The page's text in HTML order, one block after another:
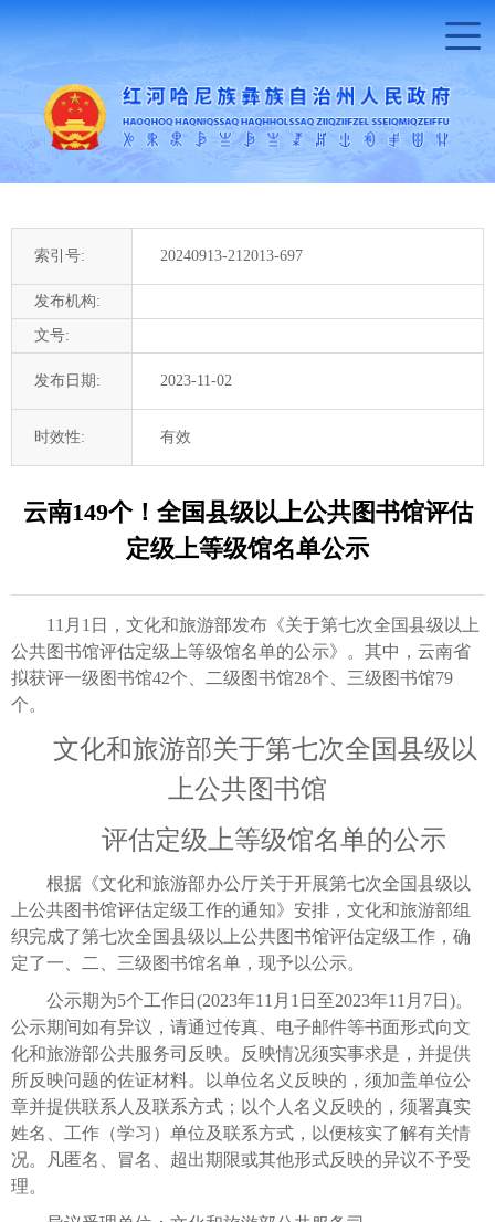
索引号: 20240913-212013-697
发布机构:
文号:
发布日期: 2023-11-02
时效性: 有效
云南149个！全国县级以上公共图书馆评估
定级上等级馆名单公示
11月1日，文化和旅游部发布《关于第七次全国县级以上
公共图书馆评估定级上等级馆名单的公示》。其中，云南省
拟获评一级图书馆42个、二级图书馆28个、三级图书馆79
个。
文化和旅游部关于第七次全国县级以
上公共图书馆
评估定级上等级馆名单的公示
根据《文化和旅游部办公厅关于开展第七次全国县级以
上公共图书馆评估定级工作的通知》安排，文化和旅游部组
织完成了第七次全国县级以上公共图书馆评估定级工作，确
定了一、二、三级图书馆名单，现予以公示。
公示期为5个工作日(2023年11月1日至2023年11月7日)。
公示期间如有异议，请通过传真、电子邮件等书面形式向文
化和旅游部公共服务司反映。反映情况须实事求是，并提供
所反映问题的佐证材料。以单位名义反映的，须加盖单位公
章并提供联系人及联系方式；以个人名义反映的，须署真实
姓名、工作（学习）单位及联系方式，以便核实了解有关情
况。凡匿名、冒名、超出期限或其他形式反映的异议不予受
理。